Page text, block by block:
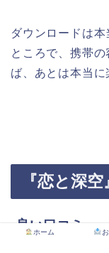
ダウンロードは
ところで、携帯
ば、あとは本当に
『恋と深空
良い口コミ
ホーム